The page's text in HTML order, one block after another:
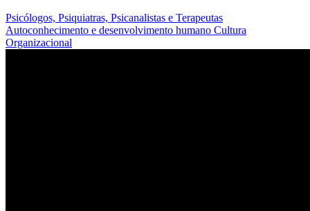
Psicólogos, Psiquiatras, Psicanalistas e Terapeutas
Autoconhecimento e desenvolvimento humano Cultura
Organizacional